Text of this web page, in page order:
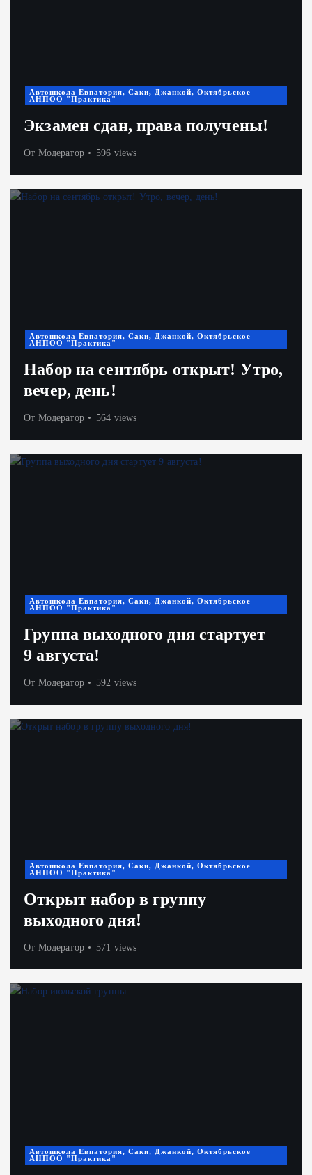
Автошкола Евпатория, Саки, Джанкой, Октябрьское
АНПОО "Практика"
Экзамен сдан, права получены!
От Модератор 596 views
Автошкола Евпатория, Саки, Джанкой, Октябрьское
АНПОО "Практика"
Набор на сентябрь открыт! Утро,
вечер, день!
От Модератор 564 views
Автошкола Евпатория, Саки, Джанкой, Октябрьское
АНПОО "Практика"
Группа выходного дня стартует
9 августа!
От Модератор 592 views
Автошкола Евпатория, Саки, Джанкой, Октябрьское
АНПОО "Практика"
Открыт набор в группу
выходного дня!
От Модератор 571 views
Автошкола Евпатория, Саки, Джанкой, Октябрьское
АНПОО "Практика"